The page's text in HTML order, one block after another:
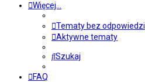
Więcej…
Tematy bez odpowiedzi
Aktywne tematy
Szukaj
FAQ